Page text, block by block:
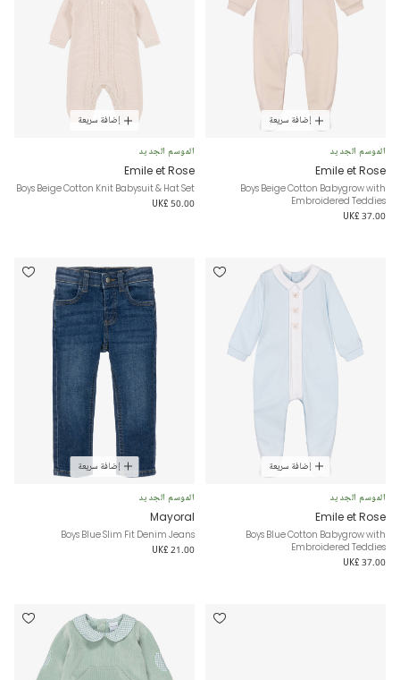
إضافة سريعة
الموسم الجديد
Emile et Rose
Boys Beige Cotton Babygrow with
Embroidered Teddies
UK£ 37.00
إضافة سريعة
الموسم الجديد
Emile et Rose
Boys Beige Cotton Knit Babysuit & Hat Set
UK£ 50.00
إضافة سريعة
الموسم الجديد
Emile et Rose
Boys Blue Cotton Babygrow with
Embroidered Teddies
UK£ 37.00
إضافة سريعة
الموسم الجديد
Mayoral
Boys Blue Slim Fit Denim Jeans
UK£ 21.00